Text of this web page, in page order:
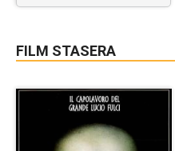
FILM STASERA